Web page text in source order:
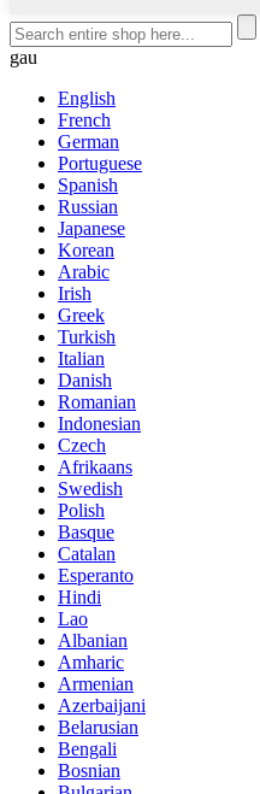
gau
English
French
German
Portuguese
Spanish
Russian
Japanese
Korean
Arabic
Irish
Greek
Turkish
Italian
Danish
Romanian
Indonesian
Czech
Afrikaans
Swedish
Polish
Basque
Catalan
Esperanto
Hindi
Lao
Albanian
Amharic
Armenian
Azerbaijani
Belarusian
Bengali
Bosnian